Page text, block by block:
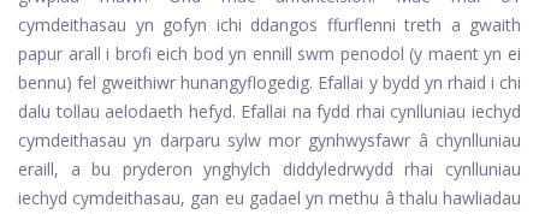
cymdeithasau yn gofyn ichi ddangos ffurflenni treth a gwaith
papur arall i brofi eich bod yn ennill swm penodol (y maent yn ei
bennu) fel gweithiwr hunangyflogedig. Efallai y bydd yn rhaid i chi
dalu tollau aelodaeth hefyd. Efallai na fydd rhai cynlluniau iechyd
cymdeithasau yn darparu sylw mor gynhwysfawr â chynlluniau
eraill, a bu pryderon ynghylch diddyledrwydd rhai cynlluniau
iechyd cymdeithasau, gan eu gadael yn methu â thalu hawliadau